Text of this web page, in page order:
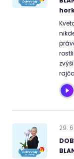
29. 6